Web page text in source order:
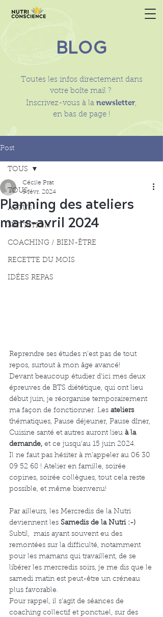
BLOG
Toutes les infos directement dans
votre boîte mail ?
Inscrivez-vous à la newsletter,
en bas de page !
Post
TOUS
ACTUS
NUTRITION
COACHING / BIEN-ÊTRE
RECETTE DU MOIS
IDÉES REPAS
TOUS
Planning des ateliers
mars-avril 2024
Cécile Prat
9 févr. 2024
Reprendre ses études n'est pas de tout
repos, surtout à mon âge avancé!
Devant beaucoup étudier d'ici mes deux
épreuves de BTS diététique, qui ont lieu
début juin, je réorganise temporairement
ma façon de fonctionner. Les ateliers
thématiques, Pause déjeuner, Pause dîner,
Cuisine santé et autres auront lieu à la
demande, et ce jusqu’au 15 juin 2024.
Il ne faut pas hésiter à m’appeler au 06 30
09 52 68 ! Atelier en famille, soirée
copines, soirée collègues, tout cela reste
possible, et même bienvenu!
Par ailleurs, les Mercredis de la Nutri
deviennent les Samedis de la Nutri :-)
Subtil,
mais ayant souvent eu des
remontées sur la difficulté, notamment
pour les mamans qui travaillent, de se
libérer les mercredis soirs, je me dis que le
samedi matin est peut-être un créneau
plus favorable.
Pour rappel, il s'agit de séances de
coaching collectif et ponctuel, sur des